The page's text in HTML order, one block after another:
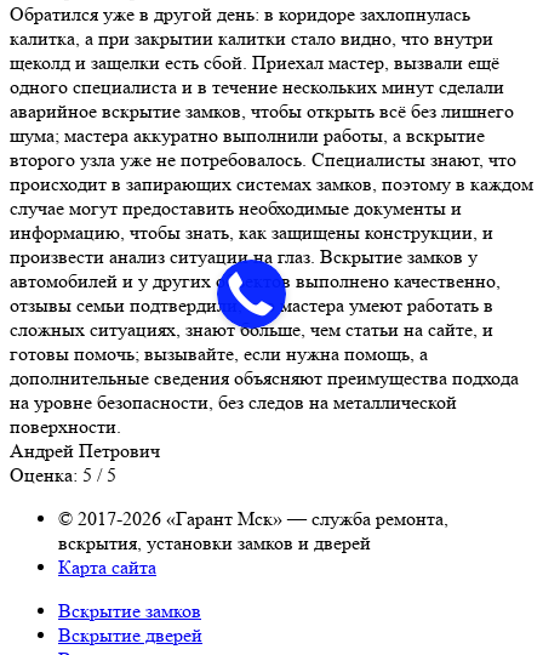
Обратился уже в другой день: в коридоре захлопнулась
калитка, а при закрытии калитки стало видно, что внутри
щеколд и защелки есть сбой. Приехал мастер, вызвали ещё
одного специалиста и в течение нескольких минут сделали
аварийное вскрытие замков, чтобы открыть всё без лишнего
шума; мастера аккуратно выполнили работы, а вскрытие
второго узла уже не потребовалось. Специалисты знают, что
происходит в запирающих системах замков, поэтому в каждом
случае могут предоставить необходимые документы и
информацию, чтобы знать, как защищены конструкции, и
произвести анализ ситуации на глаз. Вскрытие замков у
автомобилей и у других объектов выполнено качественно,
отзывы семьи подтвердили, что мастера умеют работать в
сложных ситуациях, знают больше, чем статьи на сайте, и
готовы помочь; вызывайте, если нужна помощь, а
дополнительные сведения объясняют преимущества подхода
на уровне безопасности, без следов на металлической
поверхности.
Андрей Петрович
Оценка: 5 / 5
© 2017-2026 «Гарант Мск» — служба ремонта,
вскрытия, установки замков и дверей
Карта сайта
Вскрытие замков
Вскрытие дверей